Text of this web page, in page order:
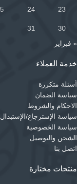
23
24
30
31
« فبراير
خدمة العملاء
أسئلة متكررة
سياسة الضمان
الاحكام والشروط
سياسة الإسترجاع/الإستبدال
سياسة الخصوصية
الشحن والتوصيل
اتصل بنا
منتجات مختارة